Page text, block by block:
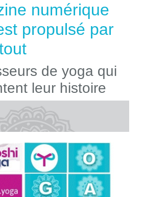
numérique
propulsé par
de yoga qui
leur histoire